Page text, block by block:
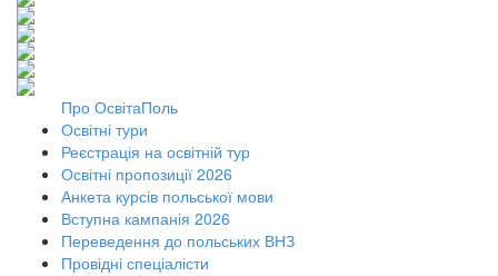
Про ОсвітаПоль
Освітні тури
Реєстрація на освітній тур
Освітні пропозиції 2026
Анкета курсів польської мови
Вступна кампанія 2026
Переведення до польських ВНЗ
Провідні спеціалісти